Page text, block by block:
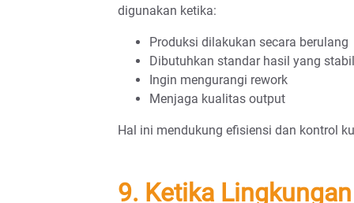
digunakan ketika:
Produksi dilakukan secara berulang
Dibutuhkan standar hasil yang stabil
Ingin mengurangi rework
Menjaga kualitas output
Hal ini mendukung efisiensi dan kontrol
9. Ketika